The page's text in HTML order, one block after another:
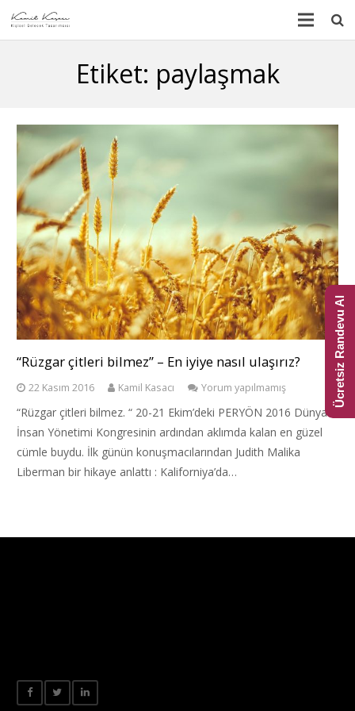
Blog
Multimedya
İletişim
Etiket: paylaşmak
“Rüzgar çitleri bilmez” – En iyiye nasıl ulaşırız?
22 Kasım 2016 Kamil Kasacı Yorum yapılmamış
“Rüzgar çitleri bilmez. “ 20-21 Ekim’deki PERYÖN 2016 Dünya
İnsan Yönetimi Kongresinin ardından aklımda kalan en güzel
cümle buydu. İlk günün konuşmacılarından Judith Malika
Liberman bir hikaye anlattı : Kaliforniya’da…
Ücretsiz Randevu Al